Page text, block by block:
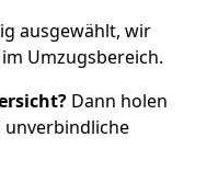
ausgewählt, wir
Umzugsbereich.
Dann holen
unverbindliche